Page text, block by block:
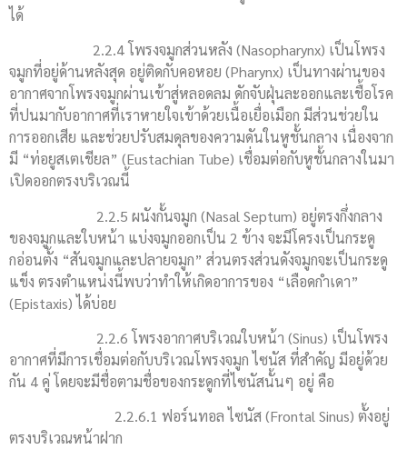
ได้
2.2.4 โพรงจมูกส่วนหลัง (Nasopharynx) เป็นโพรง
จมูกที่อยู่ด้านหลังสุด อยู่ติดกับคอหอย (Pharynx) เป็นทางผ่านของ
อากาศจากโพรงจมูกผ่านเข้าสู่หลอดลม ดักจับฝุ่นละออกและเชื้อโรค
ที่ปนมากับอากาศที่เราหายใจเข้าด้วยเนื้อเยื่อเมือก มีส่วนช่วยใน
การออกเสีย และช่วยปรับสมดุลของความดันในหูชั้นกลาง เนื่องจาก
มี “ท่อยูสเตเชียล” (Eustachian Tube) เชื่อมต่อกับหูชั้นกลางในมา
เปิดออกตรงบริเวณนี้
2.2.5 ผนังกั้นจมูก (Nasal Septum) อยู่ตรงกึ่งกลาง
ของจมูกและใบหน้า แบ่งจมูกออกเป็น 2 ข้าง จะมีโครงเป็นกระดู
กอ่อนตั้ง “สันจมูกและปลายจมูก” ส่วนตรงส่วนดังจมูกจะเป็นกระดู
แข็ง ตรงตำแหน่งนี้พบว่าทำให้เกิดอาการของ “เลือดกำเดา”
(Epistaxis) ได้บ่อย
2.2.6 โพรงอากาศบริเวณใบหน้า (Sinus) เป็นโพรง
อากาศที่มีการเชื่อมต่อกับบริเวณโพรงจมูก ไซนัส ที่สำคัญ มีอยู่ด้วย
กัน 4 คู่ โดยจะมีชื่อตามชื่อของกระดูกที่ไซนัสนั้นๆ อยู่ คือ
2.2.6.1 ฟอร์นทอล ไซนัส (Frontal Sinus) ตั้งอยู่
ตรงบริเวณหน้าฝาก